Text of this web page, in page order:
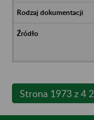
Strona 1973 z 4